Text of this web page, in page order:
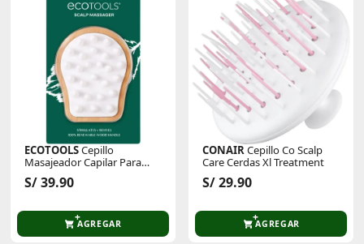
ECOTOOLSCepillo
Masajeador Capilar Para
Ducha Et Cepillo Shower
Scalp Massager
S/ 39.90
AGREGAR
CONAIRCepillo Co Scalp
Care Cerdas Xl Treatment
S/ 29.90
AGREGAR